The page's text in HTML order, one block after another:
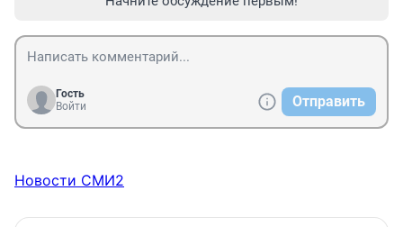
Гость
Войти
Отправить
Новости СМИ2